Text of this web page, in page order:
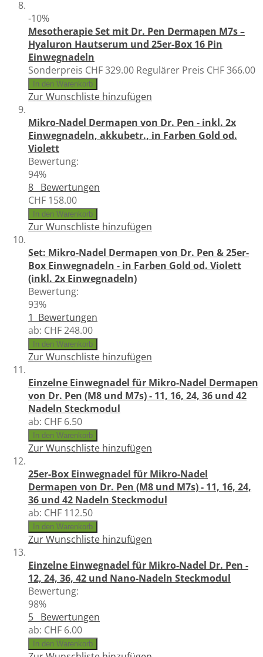
-10%
Mesotherapie Set mit Dr. Pen Dermapen M7s –
Hyaluron Hautserum und 25er-Box 16 Pin
Einwegnadeln
Sonderpreis CHF 329.00 Regulärer Preis CHF 366.00
In den Warenkorb
Zur Wunschliste hinzufügen
Mikro-Nadel Dermapen von Dr. Pen - inkl. 2x
Einwegnadeln, akkubetr., in Farben Gold od.
Violett
Bewertung:
94%
8 Bewertungen
CHF 158.00
In den Warenkorb
Zur Wunschliste hinzufügen
Set: Mikro-Nadel Dermapen von Dr. Pen & 25er-
Box Einwegnadeln - in Farben Gold od. Violett
(inkl. 2x Einwegnadeln)
Bewertung:
93%
1 Bewertungen
ab: CHF 248.00
In den Warenkorb
Zur Wunschliste hinzufügen
Einzelne Einwegnadel für Mikro-Nadel Dermapen
von Dr. Pen (M8 und M7s) - 11, 16, 24, 36 und 42
Nadeln Steckmodul
ab: CHF 6.50
In den Warenkorb
Zur Wunschliste hinzufügen
25er-Box Einwegnadel für Mikro-Nadel
Dermapen von Dr. Pen (M8 und M7s) - 11, 16, 24,
36 und 42 Nadeln Steckmodul
ab: CHF 112.50
In den Warenkorb
Zur Wunschliste hinzufügen
Einzelne Einwegnadel für Mikro-Nadel Dr. Pen -
12, 24, 36, 42 und Nano-Nadeln Steckmodul
Bewertung:
98%
5 Bewertungen
ab: CHF 6.00
In den Warenkorb